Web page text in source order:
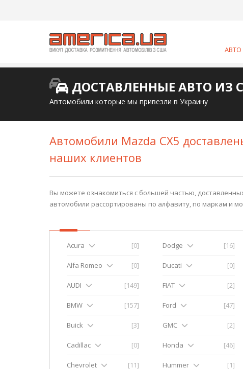
ДОСТАВЛЕННЫЕ АВТО ИЗ
Автомобили которые мы привезли в Украину
Автомобили Mazda CX5
наших клиентов
Вы можете ознакомиться с большей частью,
автомобили рассортированы по алфавиту, по маркам и
Acura [0]
Alfa Romeo [0]
AUDI [149]
BMW [157]
Buick [3]
Cadillac [0]
Chevrolet [11]
Dodge [16]
Ducati [0]
FIAT [2]
Ford [47]
GMC [2]
Honda [46]
Hummer [1]